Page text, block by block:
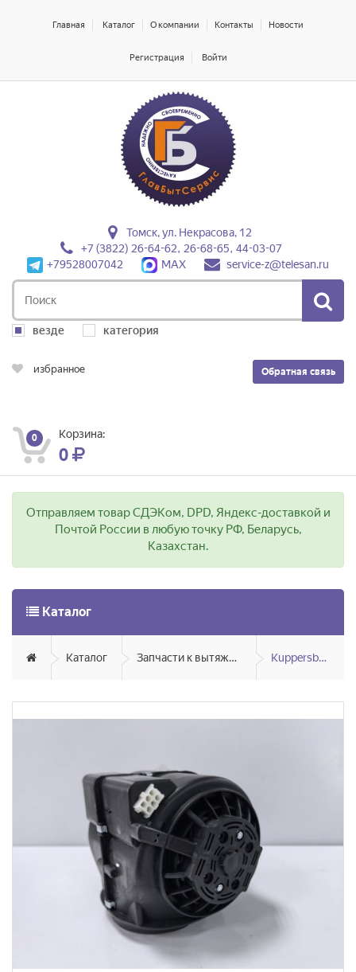
Главная Каталог О компании Контакты Новости
Регистрация Войти
Томск, ул. Некрасова, 12
+7 (3822) 26-64-62, 26-68-65, 44-03-07
+79528007042
MAX service-z@telesan.ru
везде категория
Обратная связь
избранное
0 Корзина:
0
Отправляем товар СДЭКом, DPD, Яндекс-доставкой и
Почтой России в любую точку РФ, Беларусь,
Казахстан.
Каталог
Каталог Запчасти к вытяжкам Kuppersberg